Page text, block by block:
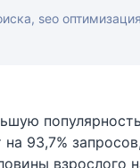
seo
93,7%
взрослого